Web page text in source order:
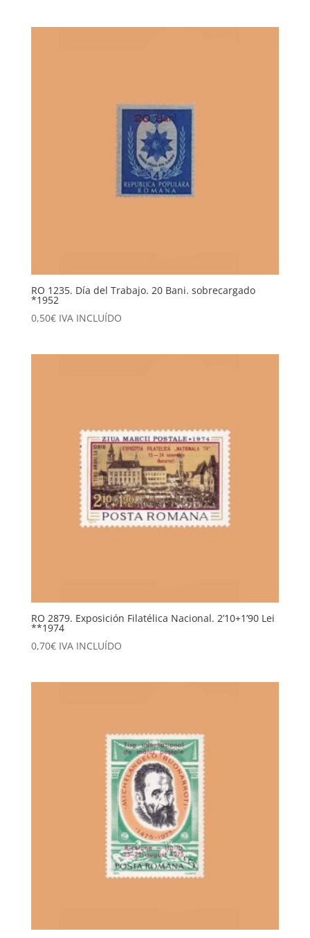
RO 1235. Día del Trabajo. 20 Bani. sobrecargado
*1952
0,50€ IVA INCLUÍDO
RO 2879. Exposición Filatélica Nacional. 2’10+1’90 Lei
**1974
0,70€ IVA INCLUÍDO